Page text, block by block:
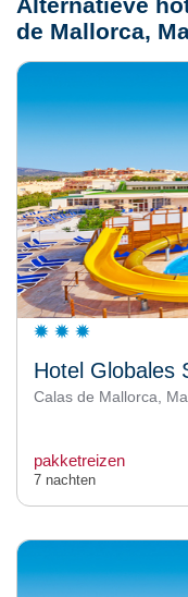
Alternatieve
de Mallorca,
Hotel Globales
Calas de Mallorca,
pakketreizen
7 nachten